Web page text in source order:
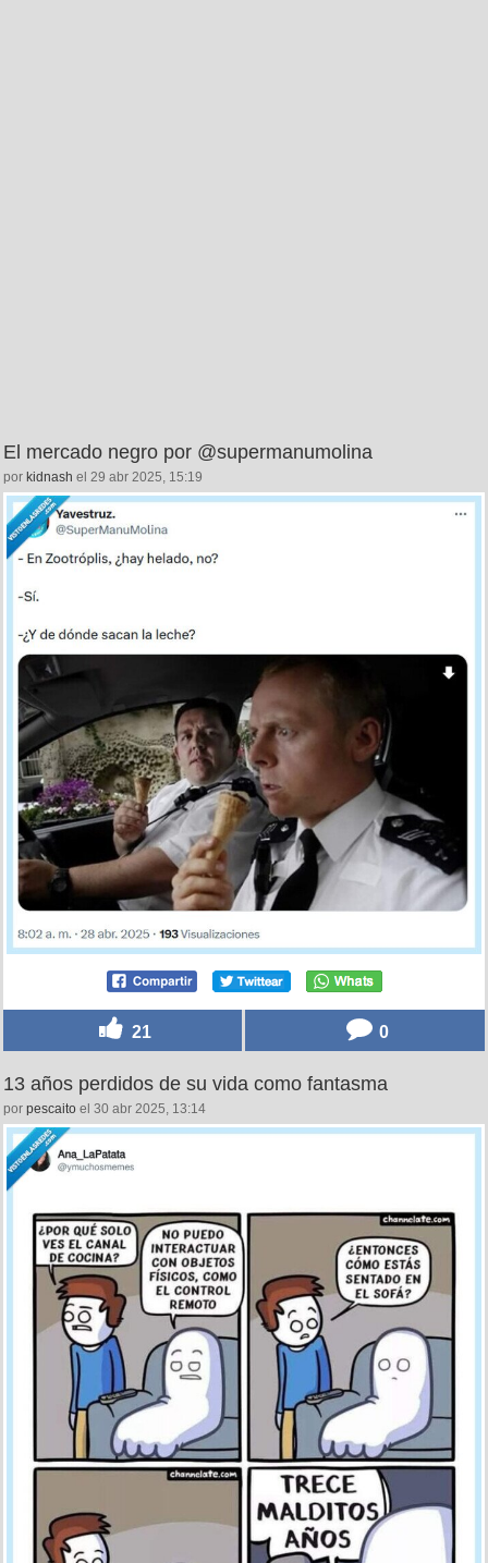
El mercado negro por @supermanumolina
por kidnash el 29 abr 2025, 15:19
21 0
13 años perdidos de su vida como fantasma
por pescaito el 30 abr 2025, 13:14